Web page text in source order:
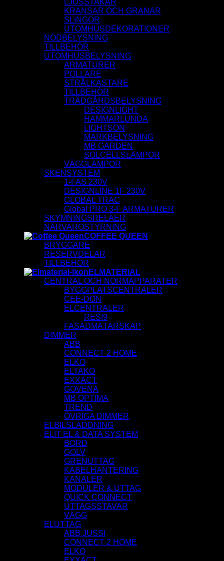
LJUSSTAKAR
KRANSAR OCH GRANAR
SLINGOR
UTOMHUSDEKORATIONER
NÖDBELYSNING
TILLBEHÖR
UTOMHUSBELYSNING
ARMATURER
POLLARE
STRÅLKASTARE
TILLBEHÖR
TRÄDGÅRDSBELYSNING
DESIGNLIGHT
HAMMARLUNDA
LIGHTSON
MARKBELYSNING
MB GARDEN
SOLCELLSLAMPOR
VÄGGLAMPOR
SKENSYSTEM
1-FAS 230V
DESIGNLINE 1F 230V
GLOBAL TRAC
Global PRO 3-F ARMATURER
SKYMNINGSRELÄER
NÄRVAROSTYRNING
COFFEE QUEEN
BRYGGARE
RESERVDELAR
TILLBEHÖR
ELMATERIAL
CENTRAL OCH NORMAPPARATER
BYGGPLATSCENTRALER
CEE-DON
ELCENTRALER
RESI9
FASADMÄTARSKAP
DIMMER
ABB
CONNECT 2 HOME
ELKO
ELTAKO
EXXACT
GOVENA
MB OPTIMA
TREND
ÖVRIGA DIMMER
ELBILSLADDNING
ELIT EL & DATA SYSTEM
BORD
GOLV
GRENUTTAG
KABELHANTERING
KANALER
MODULER & UTTAG
QUICK CONNECT
UTTAGSSTAVAR
VÄGG
ELUTTAG
ABB JUSSI
CONNECT 2 HOME
ELKO